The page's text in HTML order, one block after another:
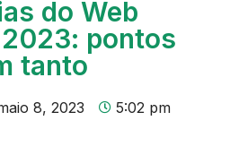
do Web
pontos
tanto
8, 2023 5:02 pm